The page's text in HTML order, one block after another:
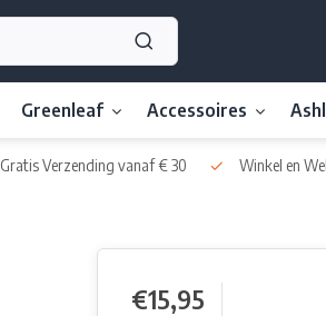
Greenleaf Accessoires
Gratis Verzending vanaf € 30 Winkel en
€15,95